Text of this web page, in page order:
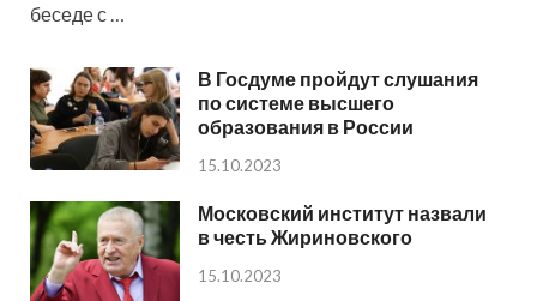
беседе с …
В Госдуме пройдут слушания
по системе высшего
образования в России
15.10.2023
Московский институт назвали
в честь Жириновского
15.10.2023